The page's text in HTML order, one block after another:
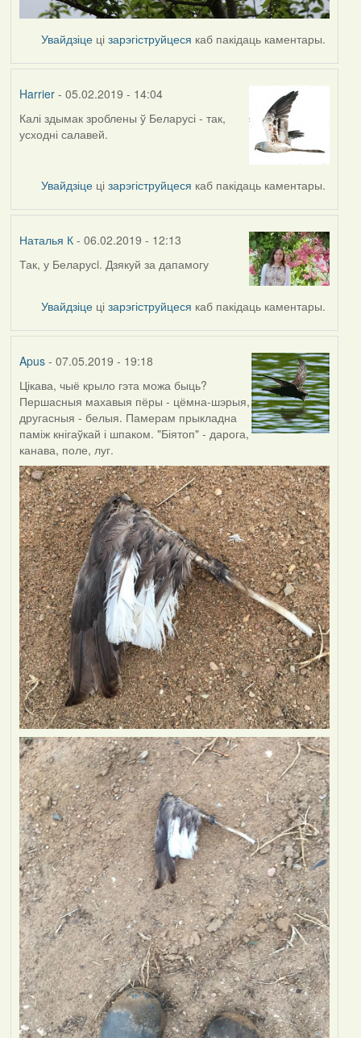
Увайдзіце цізарэгіструйцеся каб пакідаць каментары.
Harrier- 05.02.2019 - 14:04
In
reply
Наталья
К
Калі здымак зроблены ў Беларусі - так,
усходні салавей.
Увайдзіце цізарэгіструйцеся каб пакідаць каментары.
Наталья К- 06.02.2019 - 12:13
In
Harrier
Так, у Беларусi. Дзякуй за дапамогу
Увайдзіце цізарэгіструйцеся каб пакідаць каментары.
Apus- 07.05.2019 - 19:18
Цікава, чыё крыло гэта можа быць?
Першасныя махавыя пёры - цёмна-шэрыя,
другасныя - белыя. Памерам прыкладна
паміж кнігаўкай і шпаком. "Біятоп" - дарога,
канава, поле, луг.